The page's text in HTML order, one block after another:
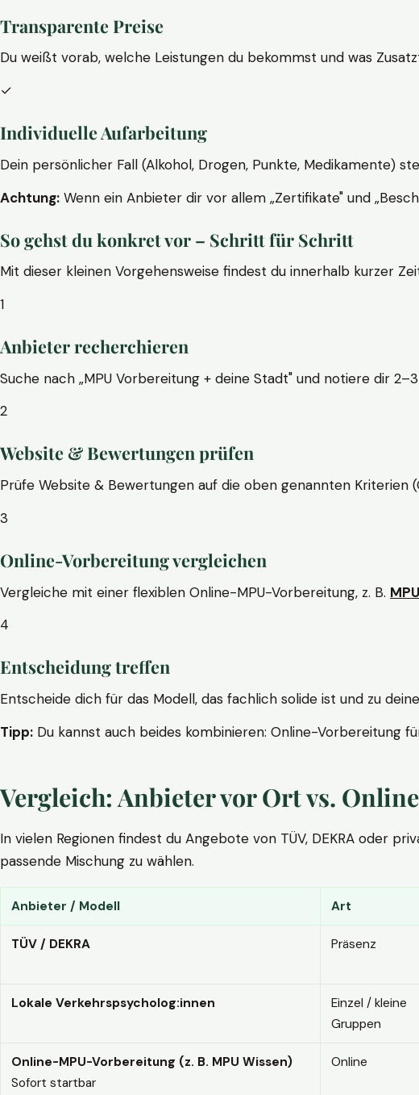
Transparente Preise
Du weißt vorab, welche Leistungen du bekommst und was
✓
Individuelle Aufarbeitung
Dein persönlicher Fall (Alkohol, Drogen, Punkte, Medikamente)
Achtung: Wenn ein Anbieter dir vor allem „Zertifikate" und
So gehst du konkret vor – Schritt für Schritt
Mit dieser kleinen Vorgehensweise findest du innerhalb kurzer
1
Anbieter recherchieren
Suche nach „MPU Vorbereitung + deine Stadt" und notiere dir
2
Website & Bewertungen prüfen
Prüfe Website & Bewertungen auf die oben genannten Kriterien
3
Online-Vorbereitung vergleichen
Vergleiche mit einer flexiblen Online-MPU-Vorbereitung, z. B.
4
Entscheidung treffen
Entscheide dich für das Modell, das fachlich solide ist und zu
Tipp: Du kannst auch beides kombinieren: Online-Vorbereitung
Vergleich: Anbieter vor Ort vs.
In vielen Regionen findest du Angebote von TÜV, DEKRA oder
passende Mischung zu wählen.
Anbieter / Modell Art
TÜV / DEKRA Präsenz
Lokale Verkehrspsycholog:innen
Einzel / kleine
Gruppen
Online-MPU-Vorbereitung (z. B. MPU Wissen)
Sofort startbar
Online